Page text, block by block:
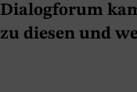
Dialogforum
zu diesen und